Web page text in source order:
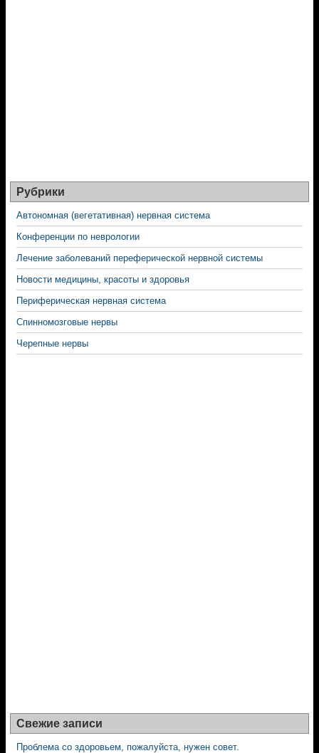
Рубрики
Автономная (вегетативная) нервная система
Конференции по неврологии
Лечение заболеваний переферической нервной системы
Новости медицины, красоты и здоровья
Периферическая нервная система
Спинномозговые нервы
Черепные нервы
Свежие записи
Проблема со здоровьем, пожалуйста, нужен совет.